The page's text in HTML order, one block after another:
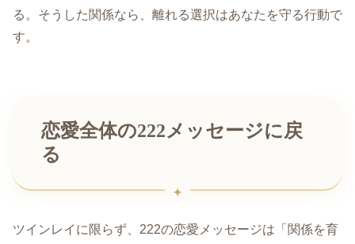
る。そうした関係なら、離れる選択はあなたを守る行動で
す。
恋愛全体の222メッセージに戻
る
ツインレイに限らず、222の恋愛メッセージは「関係を育